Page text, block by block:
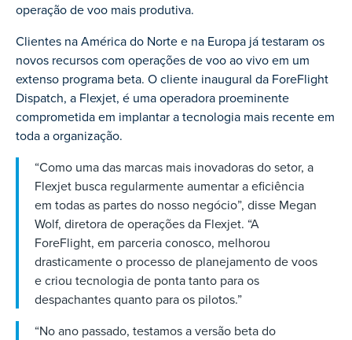
operação de voo mais produtiva.
Clientes na América do Norte e na Europa já testaram os
novos recursos com operações de voo ao vivo em um
extenso programa beta. O cliente inaugural da ForeFlight
Dispatch, a Flexjet, é uma operadora proeminente
comprometida em implantar a tecnologia mais recente em
toda a organização.
“Como uma das marcas mais inovadoras do setor, a
Flexjet busca regularmente aumentar a eficiência
em todas as partes do nosso negócio”, disse Megan
Wolf, diretora de operações da Flexjet. “A
ForeFlight, em parceria conosco, melhorou
drasticamente o processo de planejamento de voos
e criou tecnologia de ponta tanto para os
despachantes quanto para os pilotos.”
“No ano passado, testamos a versão beta do